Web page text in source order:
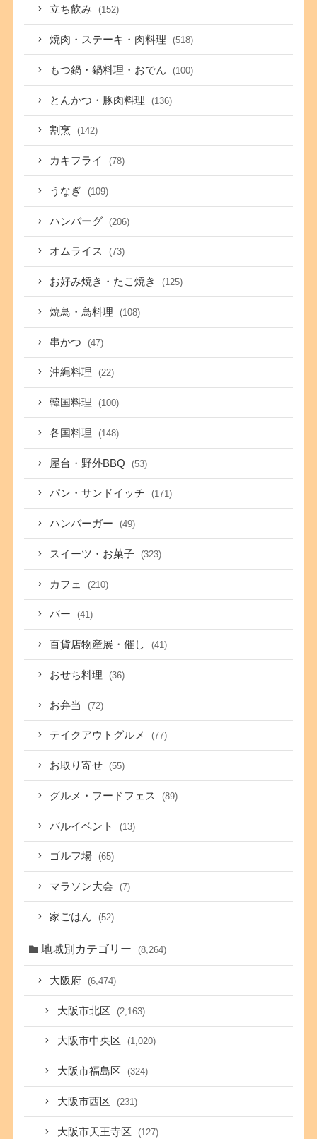
立ち飲み (152)
焼肉・ステーキ・肉料理 (518)
もつ鍋・鍋料理・おでん (100)
とんかつ・豚肉料理 (136)
割烹 (142)
カキフライ (78)
うなぎ (109)
ハンバーグ (206)
オムライス (73)
お好み焼き・たこ焼き (125)
焼鳥・鳥料理 (108)
串かつ (47)
沖縄料理 (22)
韓国料理 (100)
各国料理 (148)
屋台・野外BBQ (53)
パン・サンドイッチ (171)
ハンバーガー (49)
スイーツ・お菓子 (323)
カフェ (210)
バー (41)
百貨店物産展・催し (41)
おせち料理 (36)
お弁当 (72)
テイクアウトグルメ (77)
お取り寄せ (55)
グルメ・フードフェス (89)
バルイベント (13)
ゴルフ場 (65)
マラソン大会 (7)
家ごはん (52)
地域別カテゴリー (8,264)
大阪府 (6,474)
大阪市北区 (2,163)
大阪市中央区 (1,020)
大阪市福島区 (324)
大阪市西区 (231)
大阪市天王寺区 (127)